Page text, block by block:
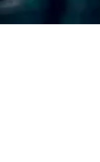
operate a fleet of 49–53
ULEZ compliant, featuring air-